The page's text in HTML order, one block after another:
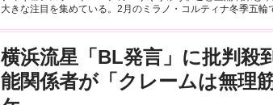
大きな注目を集めている。2月のミラノ・コルティナ冬季五輪
横浜流星「BL発言」に批判殺
能関係者が「クレームは無理